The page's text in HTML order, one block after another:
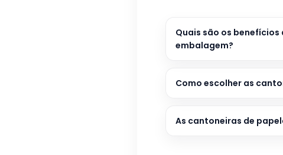
Quais são os
embalagem?
Como escolher as
As cantoneiras de